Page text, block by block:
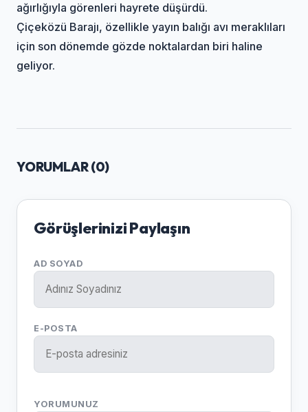
ağırlığıyla görenleri hayrete düşürdü.
Çiçeközü Barajı, özellikle yayın balığı avı meraklıları
için son dönemde gözde noktalardan biri haline
geliyor.
YORUMLAR (0)
Görüşlerinizi Paylaşın
AD SOYAD
E-POSTA
YORUMUNUZ